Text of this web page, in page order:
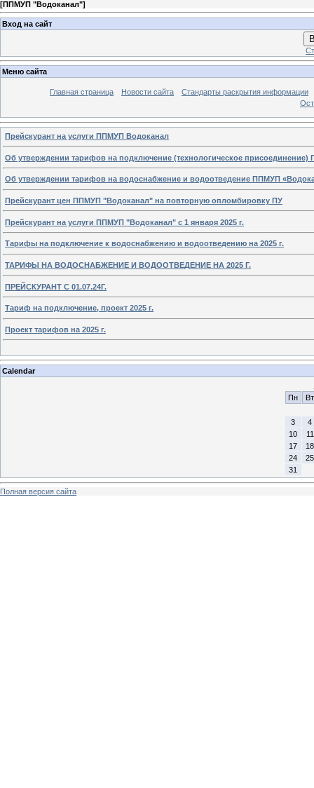
[ППМУП "Водоканал"]
Вход на сайт
Меню сайта
Главная страница Новости сайта
Стандарты раскрытия информации
Прейскурант на услуги ППМУП Водоканал
Об утверждении тарифов на подключение (технологическое присоединение)
Об утверждении тарифов на водоснабжение и водоотведение ППМУП
Прейскурант цен ППМУП "Водоканал" на повторную опломбировку ПУ
Прейскурант на услуги ППМУП "Водоканал" с 1 января 2025 г.
Тарифы на подключение к водоснабжению и водоотведению на 2025 г.
ТАРИФЫ НА ВОДОСНАБЖЕНИЕ И ВОДООТВЕДЕНИЕ НА 2025 Г.
ПРЕЙСКУРАНТ С 01.07.24Г.
Тариф на подключение, проект 2025 г.
Проект тарифов на 2025 г.
Calendar
Пн
Вт
3
4
10
11
17
18
24
25
31
Полная версия сайта